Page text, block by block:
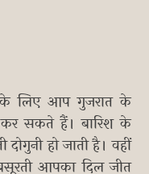
लिए आप गुजरात के
कर सकते हैं। बारिश के
हो जाती है। वहीं
आपका दिल जीत